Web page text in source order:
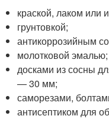
краской, лаком или
грунтовкой;
антикоррозийным
молотковой эмалью;
досками из сосны
— 30 мм;
саморезами,
антисептиком для